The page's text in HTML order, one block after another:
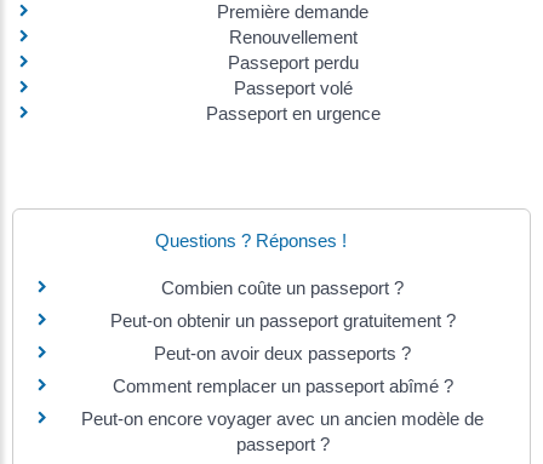
Première demande
Renouvellement
Passeport perdu
Passeport volé
Passeport en urgence
Questions ? Réponses !
Combien coûte un passeport ?
Peut-on obtenir un passeport gratuitement ?
Peut-on avoir deux passeports ?
Comment remplacer un passeport abîmé ?
Peut-on encore voyager avec un ancien modèle de
passeport ?